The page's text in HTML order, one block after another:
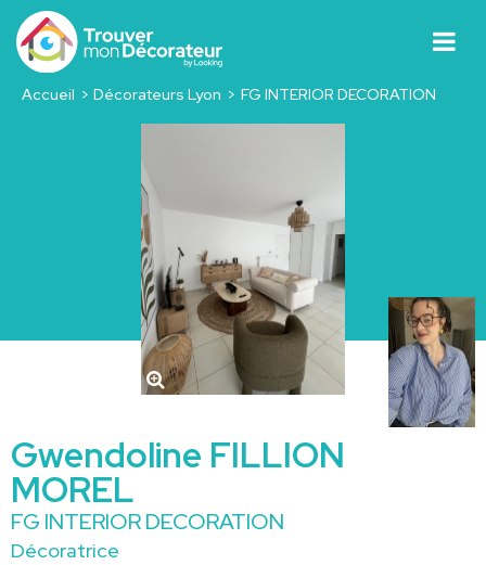
Accueil Décorateurs Lyon FG INTERIOR DECORATION
Gwendoline FILLION
MOREL
FG INTERIOR DECORATION
Décoratrice